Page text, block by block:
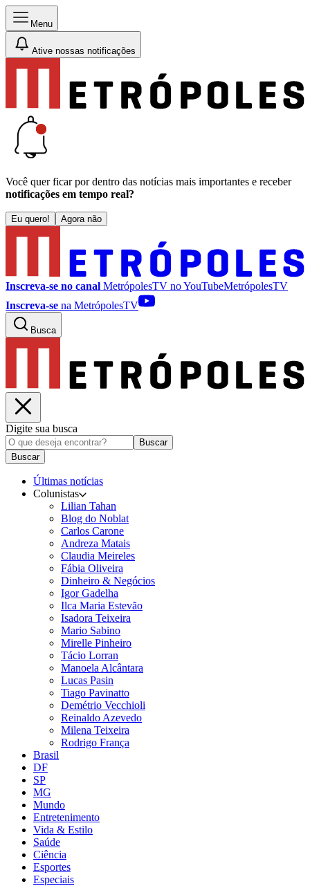
Menu
Ative nossas notificações
Você quer ficar por dentro das notícias mais importantes e receber
notificações em tempo real?
Eu quero! Agora não
Inscreva-se no canal MetrópolesTV noYouTubeMetrópolesTV
Inscreva-se na MetrópolesTV
Busca
Digite sua busca
Buscar
Buscar
Últimas notícias
Colunistas
Lilian Tahan
Blog do Noblat
Carlos Carone
Andreza Matais
Claudia Meireles
Fábia Oliveira
Dinheiro & Negócios
Igor Gadelha
Ilca Maria Estevão
Isadora Teixeira
Mario Sabino
Mirelle Pinheiro
Tácio Lorran
Manoela Alcântara
Lucas Pasin
Tiago Pavinatto
Demétrio Vecchioli
Reinaldo Azevedo
Milena Teixeira
Rodrigo França
Brasil
DF
SP
MG
Mundo
Entretenimento
Vida & Estilo
Saúde
Ciência
Esportes
Especiais